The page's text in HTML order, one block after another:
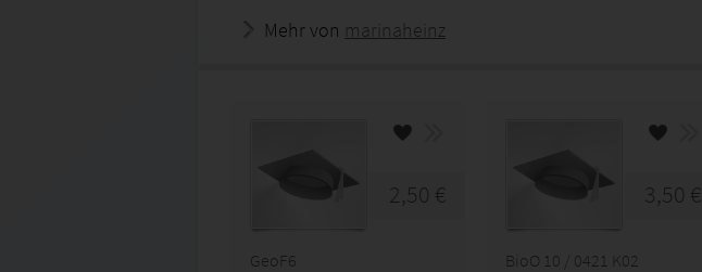
Mehr von marinaheinz
2,50 €
GeoF6
3,50 €
BioO 10 / 0421 K02